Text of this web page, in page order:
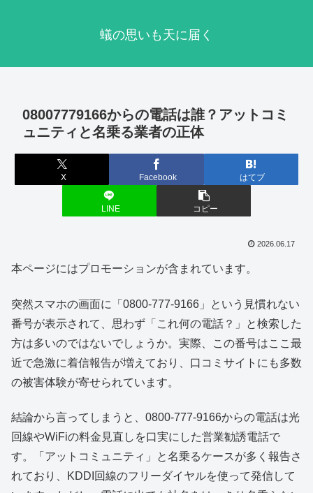
蟻の思いも天に届く
08007779166からの電話は誰？アットコミ
ュニティと名乗る業者の正体
X Facebook はてブ
LINE コピー
2026.06.17
本ページにはプロモーションが含まれています。
突然スマホの画面に「0800-777-9166」という見慣れない
番号が表示されて、思わず「これ何の電話？」と検索した
方は多いのではないでしょうか。実際、この番号はここ最
近で急激に着信報告が増えており、口コミサイトにも多数
の被害体験が寄せられています。
結論から言ってしまうと、0800-777-9166からの電話は光
回線やWiFiの料金見直しを口実にした営業勧誘電話で
す。「アットコミュニティ」と名乗るケースが多く報告さ
れており、KDDI回線のフリーダイヤルを使って発信して